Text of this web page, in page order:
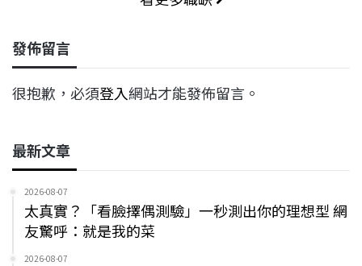
發佈留言
很抱歉，必須登入網站才能發佈留言。
最新文章
2026-08-07
太真實？「看臉擇偶測驗」一秒測出你的理想型 網
友驚呼：就是我的菜
2026-08-07